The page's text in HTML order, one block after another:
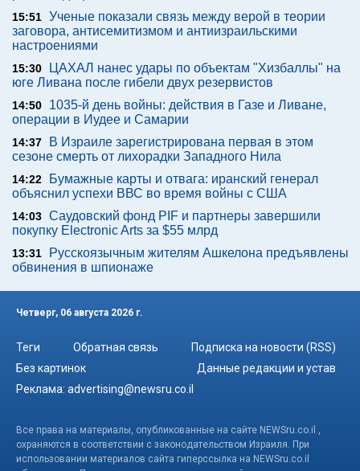
15:51 Ученые показали связь между верой в теории
заговора, антисемитизмом и антиизраильскими
настроениями
15:30
ЦАХАЛ нанес удары по объектам "Хизбаллы" на
юге Ливана после гибели двух резервистов
14:50
1035-й день войны: действия в Газе и Ливане,
операции в Иудее и Самарии
14:37
В Израиле зарегистрирована первая в этом
сезоне смерть от лихорадки Западного Нила
14:22
Бумажные карты и отвага: иранский генерал
объяснил успехи ВВС во время войны с США
14:03 Саудовский фонд PIF и партнеры завершили
покупку Electronic Arts за $55 млрд
13:31
Русскоязычным жителям Ашкелона предъявлены
обвинения в шпионаже
Четверг, 06 августа 2026 г.
Теги Обратная связь
Подписка на новости (RSS)
Без картинок
Данные редакции и устав
Реклама: advertising@newsru.co.il
Все права на материалы, опубликованные на сайте NEWSru.co.il ,
охраняются в соответствии с законодательством Израиля. При
использовании материалов сайта гиперссылка на NEWSru.co.il